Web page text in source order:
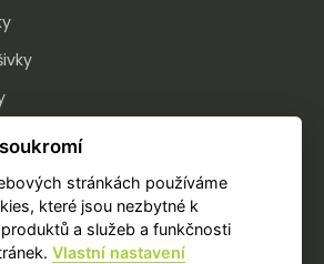
stránkách používáme
které jsou nezbytné k
a služeb a funkčnosti
Vlastní nastavení